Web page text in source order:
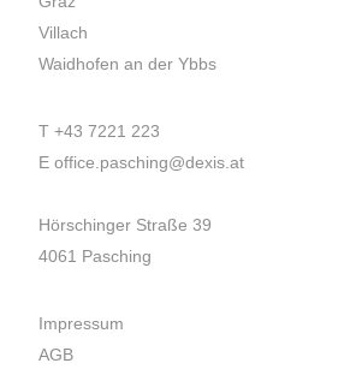
Villach
Waidhofen an der Ybbs
T +43 7221 223
E office.pasching@dexis.at
Hörschinger Straße 39
4061 Pasching
Impressum
AGB